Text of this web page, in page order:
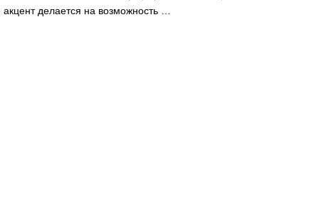
акцент делается на возможность …